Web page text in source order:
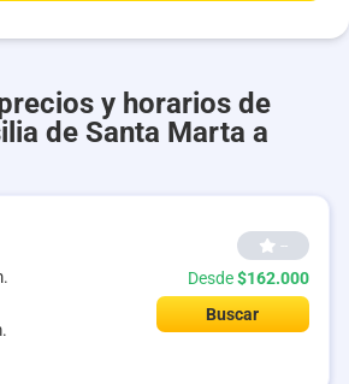
y horarios de
de Santa Marta a
--
Desde$162.000
Buscar